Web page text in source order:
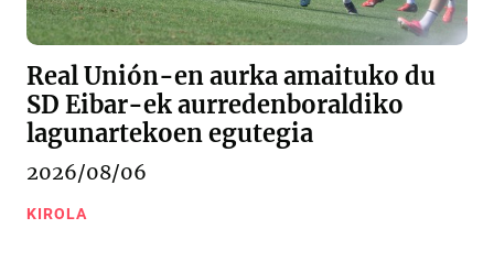
Real Unión-en aurka amaituko du
SD Eibar-ek aurredenboraldiko
lagunartekoen egutegia
2026/08/06
KIROLA